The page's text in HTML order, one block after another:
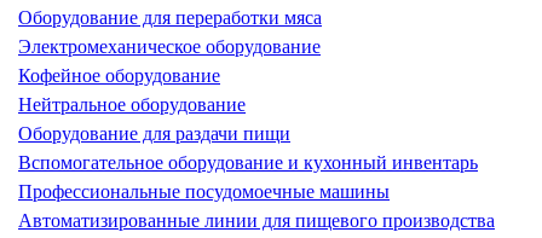
Оборудование для переработки мяса
Электромеханическое оборудование
Кофейное оборудование
Нейтральное оборудование
Оборудование для раздачи пищи
Вспомогательное оборудование и кухонный инвентарь
Профессиональные посудомоечные машины
Автоматизированные линии для пищевого производства